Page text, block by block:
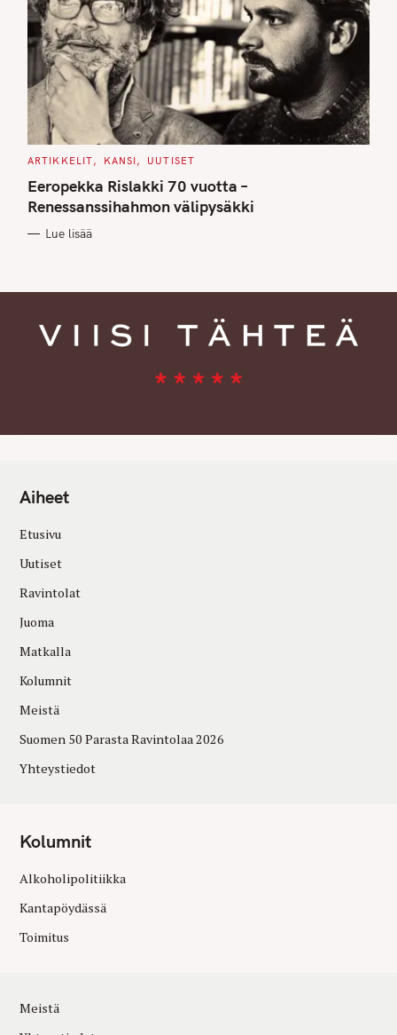
C
T
E
G
O
I
ARTIKKELIT KANSI UUTISET
Eeropekka Rislakki 70 vuotta –
Renessanssihahmon välipysäkki
Lue lisää
Aiheet
Etusivu
Uutiset
Ravintolat
Juoma
Matkalla
Kolumnit
Meistä
Suomen 50 Parasta Ravintolaa 2026
Yhteystiedot
Kolumnit
Alkoholipolitiikka
Kantapöydässä
Toimitus
Meistä